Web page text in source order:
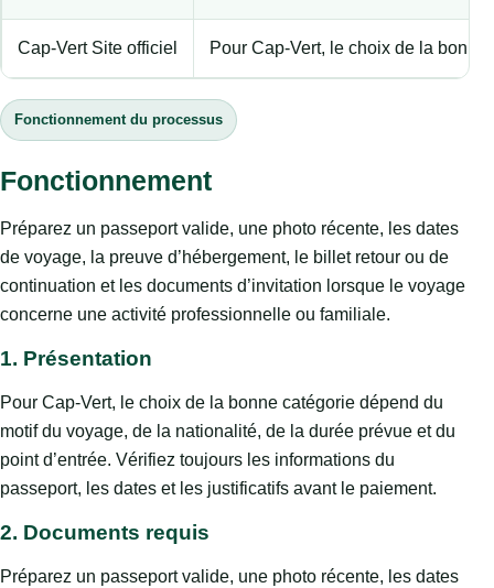
Cap-Vert Site officiel Pour Cap-Vert, le choix de la
Fonctionnement du processus
Fonctionnement
Préparez un passeport valide, une photo récente, les dates
de voyage, la preuve d’hébergement, le billet retour ou de
continuation et les documents d’invitation lorsque le voyage
concerne une activité professionnelle ou familiale.
1. Présentation
Pour Cap-Vert, le choix de la bonne catégorie dépend du
motif du voyage, de la nationalité, de la durée prévue et du
point d’entrée. Vérifiez toujours les informations du
passeport, les dates et les justificatifs avant le paiement.
2. Documents requis
Préparez un passeport valide, une photo récente, les dates